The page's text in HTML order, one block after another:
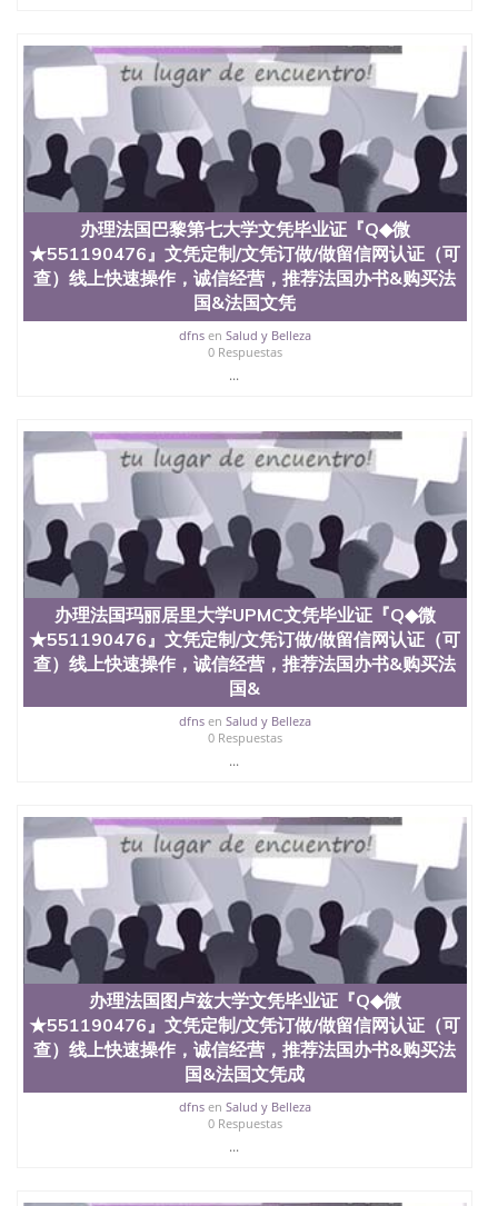
办理法国巴黎第七大学文凭毕业证『Q◆微
★551190476』文凭定制/文凭订做/做留信网认证（可
查）线上快速操作，诚信经营，推荐法国办书&购买法
国&法国文凭
dfnsen Salud y Belleza
0 Respuestas
...
办理法国玛丽居里大学UPMC文凭毕业证『Q◆微
★551190476』文凭定制/文凭订做/做留信网认证（可
查）线上快速操作，诚信经营，推荐法国办书&购买法
国&
dfnsen Salud y Belleza
0 Respuestas
...
办理法国图卢兹大学文凭毕业证『Q◆微
★551190476』文凭定制/文凭订做/做留信网认证（可
查）线上快速操作，诚信经营，推荐法国办书&购买法
国&法国文凭成
dfnsen Salud y Belleza
0 Respuestas
...